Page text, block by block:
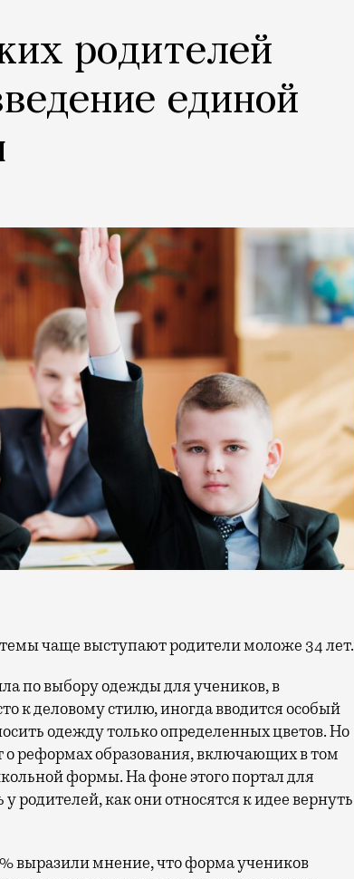
родителей
единой
чаще выступают родители моложе 34 лет.
по выбору одежды для учеников, в
к деловому стилю, иногда вводится особый
одежду только определенных цветов. Но
о реформах образования, включающих в том
формы. На фоне этого портал для
родителей, как они относятся к идее вернуть
выразили мнение, что форма учеников